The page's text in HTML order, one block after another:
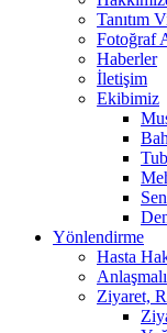
Tanıtım
Fotoğraf
Haberler
İletişim
Ekibimiz
Yönlendirme
Hasta
Ziyaret,